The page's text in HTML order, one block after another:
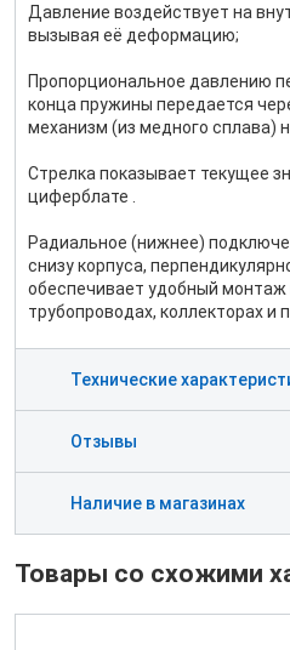
Давление воздействует на
вызывая её деформацию;
Пропорциональное давлению
конца пружины передается
механизм (из медного сплава)
Стрелка показывает текущее
циферблате .
Радиальное (нижнее)
снизу корпуса,
обеспечивает удобный монтаж
трубопроводах, коллекторах и
Технические
Отзывы
Наличие в магазинах
Товары со схожими